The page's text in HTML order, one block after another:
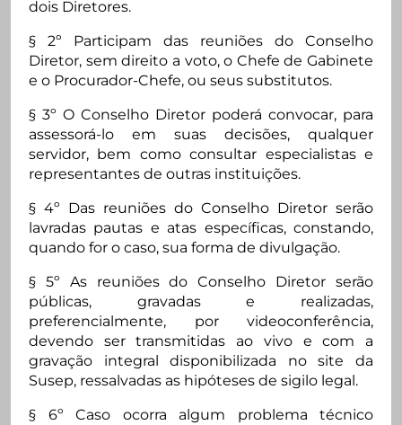
dois Diretores.
§ 2º Participam das reuniões do Conselho
Diretor, sem direito a voto, o Chefe de Gabinete
e o Procurador-Chefe, ou seus substitutos.
§ 3º O Conselho Diretor poderá convocar, para
assessorá-lo em suas decisões, qualquer
servidor, bem como consultar especialistas e
representantes de outras instituições.
§ 4º Das reuniões do Conselho Diretor serão
lavradas pautas e atas específicas, constando,
quando for o caso, sua forma de divulgação.
§ 5º As reuniões do Conselho Diretor serão
públicas, gravadas e realizadas,
preferencialmente, por videoconferência,
devendo ser transmitidas ao vivo e com a
gravação integral disponibilizada no site da
Susep, ressalvadas as hipóteses de sigilo legal.
§ 6º Caso ocorra algum problema técnico